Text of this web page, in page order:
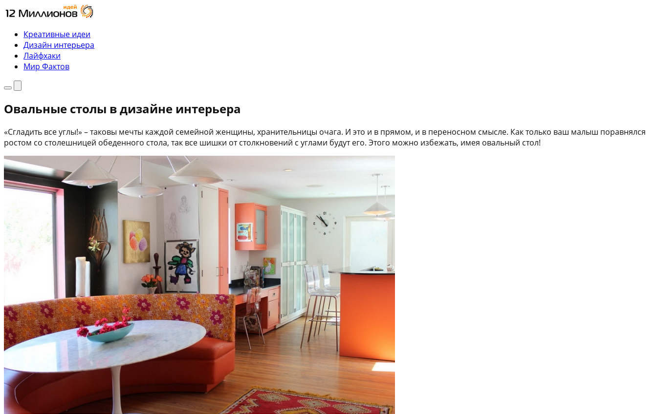
Перейти
к
содержимому
Креативные идеи
Дизайн интерьера
Лайфхаки
Мир Фактов
МенюПоиск
Овальные столы в дизайне интерьера
«Сгладить все углы!» – таковы мечты каждой семейной женщины, хранительницы очага. И это и в прямом, и в переносном смысле. Как только ваш малыш поравнялся
ростом со столешницей обеденного стола, так все шишки от столкновений с углами будут его. Этого можно избежать, имея овальный стол!